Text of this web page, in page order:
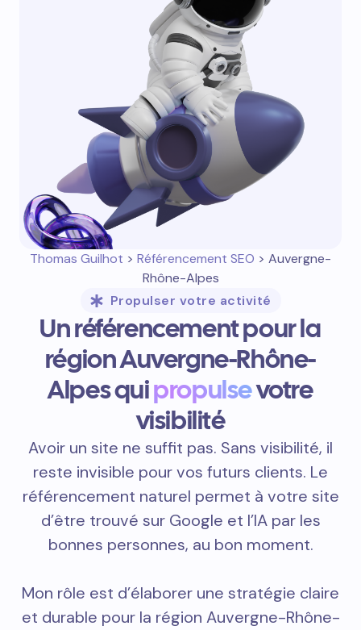
Thomas Guilhot > Référencement SEO > Auvergne-
Rhône-Alpes
Propulser votre activité
Un référencement pour la
région Auvergne-Rhône-
Alpes quipropulsevotre
visibilité
Avoir un site ne suffit pas. Sans visibilité, il
reste invisible pour vos futurs clients. Le
référencement naturel permet à votre site
d’être trouvé sur Google et l’IA par les
bonnes personnes, au bon moment.
Mon rôle est d’élaborer une stratégie claire
et durable pour la région Auvergne-Rhône-